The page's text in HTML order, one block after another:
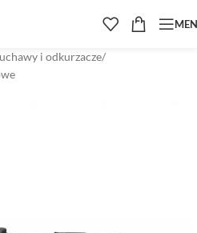
i odkurzacze/